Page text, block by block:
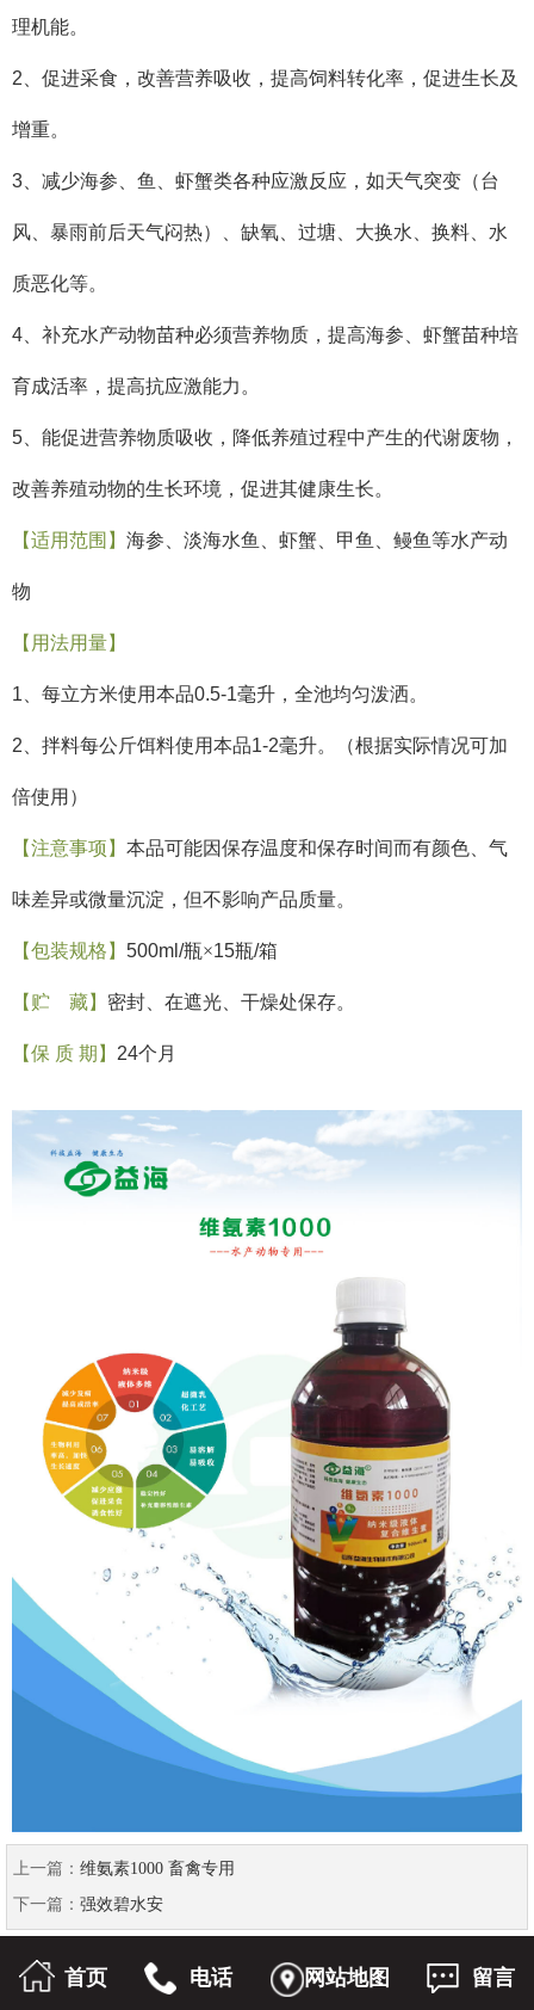
理机能。
2、 促进采食，改善营养吸收，提高饲料转化率，促进生长及
增重。
3、减少海参、鱼、虾蟹类各种应激反应，如天气突变（台
风、暴雨前后天气闷热）、缺氧、过塘、大换水、换料、水
质恶化等。
4、 补充水产动物苗种必须营养物质，提高海参、虾蟹苗种培
育成活率，提高抗应激能力。
5、 能促进营养物质吸收，降低养殖过程中产生的代谢废物，
改善养殖动物的生长环境，促进其健康生长。
【适用范围】 海参、淡海水鱼、虾蟹、甲鱼、鳗鱼等水产动
物
【用法用量】
1 、每立方米使用本品0.5-1毫升，全池均匀泼洒。
2 、拌料每公斤饵料使用本品1-2毫升。（根据实际情况可加
倍使用）
【注意事项】 本品可能因保存温度和保存时间而有颜色、气
味差异或微量沉淀，但不影响产品质量。
【包装规格】 500ml/瓶×15瓶/箱
【贮 藏】 密封、在遮光、干燥处保存。
【保 质 期】 24个月
上一篇： 维氨素1000 畜禽专用
下一篇： 强效碧水安
首页 电话 网站地图 留言